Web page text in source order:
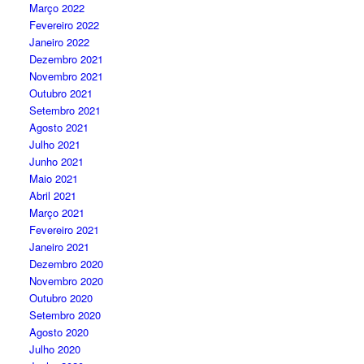
Março 2022
Fevereiro 2022
Janeiro 2022
Dezembro 2021
Novembro 2021
Outubro 2021
Setembro 2021
Agosto 2021
Julho 2021
Junho 2021
Maio 2021
Abril 2021
Março 2021
Fevereiro 2021
Janeiro 2021
Dezembro 2020
Novembro 2020
Outubro 2020
Setembro 2020
Agosto 2020
Julho 2020